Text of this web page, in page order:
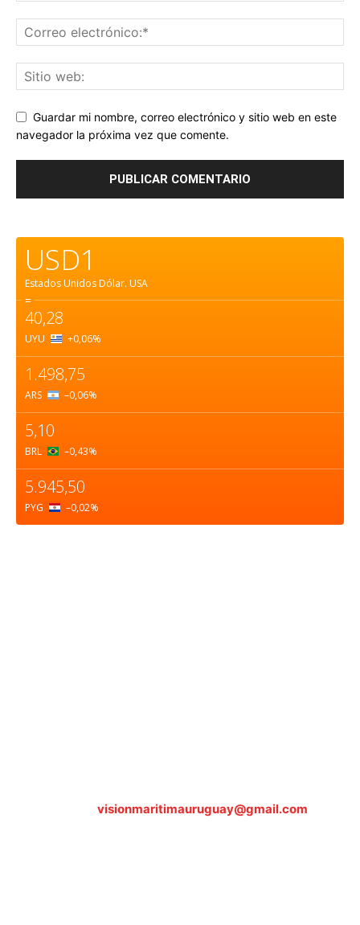
Guardar mi nombre, correo electrónico y sitio web en este
navegador la próxima vez que comente.
USD1
Estados Unidos Dólar. USA
=
40,28
UYU +0,06%
1.498,75
ARS –0,06%
5,10
BRL –0,43%
5.945,50
PYG –0,02%
visionmaritimauruguay@gmail.com